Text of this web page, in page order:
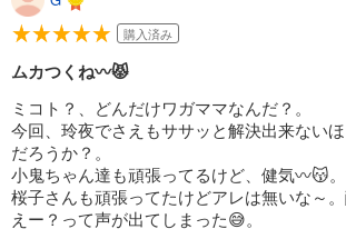
購入済み
ムカつくね〰😾
ミコト？、どんだけワガママなんだ？。
今回、玲夜でさえもササッと解決出来ない
だろうか？。
小鬼ちゃん達も頑張ってるけど、健気〰😽。
桜子さんも頑張ってたけどアレは無いな～。
えー？って声が出てしまった😅。